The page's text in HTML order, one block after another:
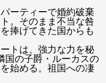
ーティーで婚約破棄
。そのまま不当な咎
捧げてきた国からも
トは、強力な力を秘
の子爵・ルーカスの
始める。祖国への凄